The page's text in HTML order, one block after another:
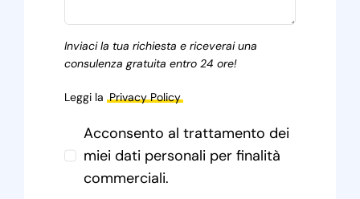
Inviaci la tua richiesta e riceverai una
consulenza gratuita entro 24 ore!
Leggi la Privacy Policy
Acconsento al trattamento dei
miei dati personali per finalità
commerciali.